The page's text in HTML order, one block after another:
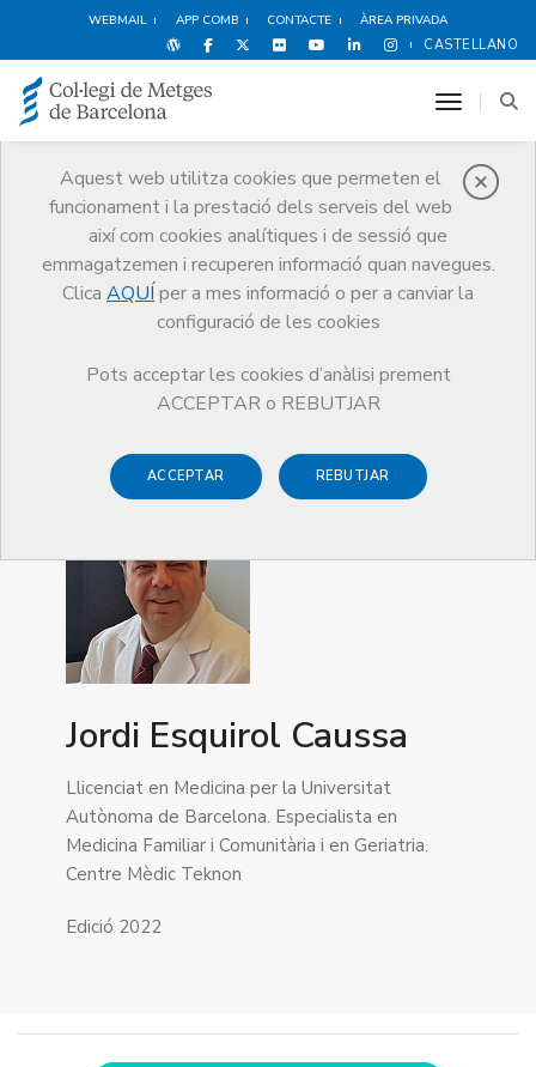
WEBMAIL APP COMB CONTACTE ÀREA PRIVADA
CASTELLANO
Aquest web utilitza cookies que permeten el
funcionament i la prestació dels serveis del web
així com cookies analítiques i de sessió que
emmagatzemen i recuperen informació quan navegues.
Clica AQUÍ per a mes informació o per a canviar la
configuració de les cookies
Pots acceptar les cookies d’anàlisi prement
ACCEPTAR o REBUTJAR
ACCEPTAR REBUTJAR
toggle
Premis
Premis Guardonat Edició 2022
Guardonat Edició 2022
Jordi Esquirol Caussa
Llicenciat en Medicina per la Universitat
Autònoma de Barcelona. Especialista en
Medicina Familiar i Comunitària i en Geriatria.
Centre Mèdic Teknon
Edició 2022